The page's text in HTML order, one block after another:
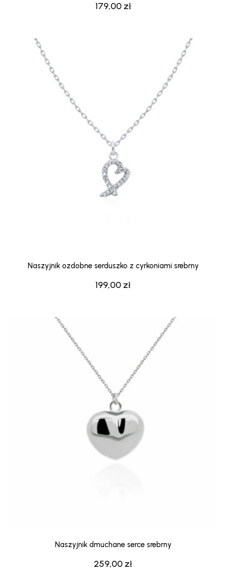
179,00 zł
199,00 zł
Naszyjnik ozdobne serduszko z cyrkoniami srebrny
259,00 zł
Naszyjnik dmuchane serce srebrny